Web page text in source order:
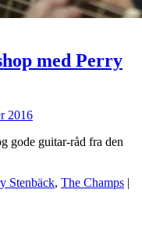
med Perry
2016
gode guitar-råd fra den
Stenbäck, The Champs |